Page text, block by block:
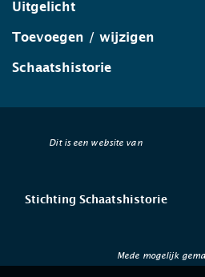
Uitgelicht
Toevoegen / wijzigen
Schaatshistorie
Dit is een website van
Stichting Schaatshistorie
Mede mogelijk